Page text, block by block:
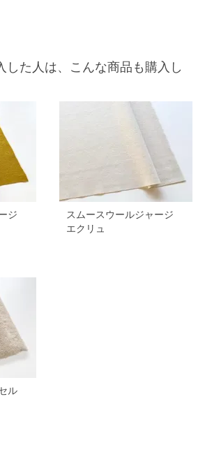
した人は、こんな商品も購入し
ジ
スムースウールジャージ
エクリュ
ル